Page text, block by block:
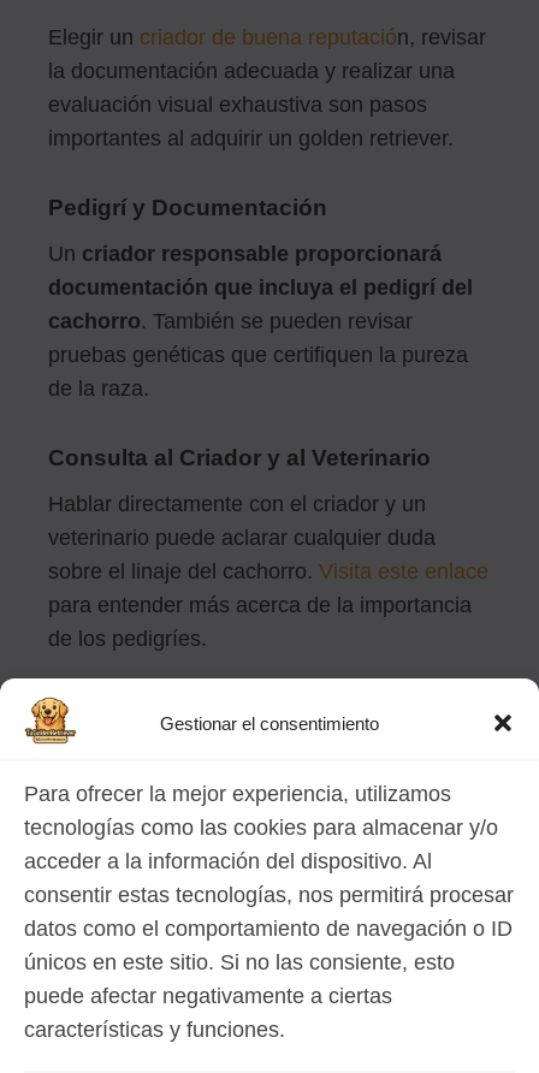
Gestionar el consentimiento
Para ofrecer la mejor experiencia, utilizamos
tecnologías como las cookies para almacenar y/o
acceder a la información del dispositivo. Al
consentir estas tecnologías, nos permitirá procesar
datos como el comportamiento de navegación o ID
únicos en este sitio. Si no las consiente, esto
puede afectar negativamente a ciertas
características y funciones.
Elegir un criador de buena reputación, revisar
la documentación adecuada y realizar una
evaluación visual exhaustiva son pasos
importantes al adquirir un golden retriever.
Pedigrí y Documentación
Un criador responsable proporcionará
documentación que incluya el pedigrí del
cachorro. También se pueden revisar
pruebas genéticas que certifiquen la pureza
de la raza.
Consulta al Criador y al Veterinario
Hablar directamente con el criador y un
veterinario puede aclarar cualquier duda
sobre el linaje del cachorro. Visita este enlace
para entender más acerca de la importancia
de los pedigríes.
Datos Curiosos
originalmente criados para ayudar en la
caza de aves acuáticas en Escocia
debido a su talento natural para el agua.
Este tipo de perro ocupa el puesto
número cuatro en popularidad en los
Estados Unidos, según el American
Kennel Club.